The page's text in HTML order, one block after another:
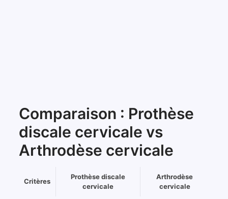
Comparaison : Prothèse
discale cervicale vs
Arthrodèse cervicale
Critères
Prothèse discale
cervicale
Arthrodèse
cervicale